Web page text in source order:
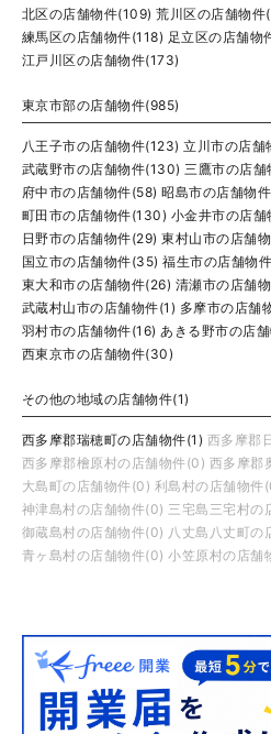
北区の店舗物件(109) 荒川区の店舗物件
練馬区の店舗物件(118) 足立区の店舗物
江戸川区の店舗物件(173)
東京市部の店舗物件(985)
八王子市の店舗物件(123) 立川市の店舗
武蔵野市の店舗物件(130) 三鷹市の店舗
府中市の店舗物件(58) 昭島市の店舗物
町田市の店舗物件(130) 小金井市の店舗
日野市の店舗物件(29) 東村山市の店舗
国立市の店舗物件(35) 福生市の店舗物
東大和市の店舗物件(26) 清瀬市の店舗
武蔵村山市の店舗物件(1) 多摩市の店舗
羽村市の店舗物件(16) あきる野市の店
西東京市の店舗物件(30)
その他の地域の店舗物件(1)
西多摩郡瑞穂町の店舗物件(1) 西多摩郡
西多摩郡檜原村の店舗物件(0) 西多摩郡
大島町の店舗物件(0) 利島村の店舗物件
神津島村の店舗物件(0) 三宅島三宅村の
御蔵島村の店舗物件(0) 八丈島八丈町の
青ヶ島村の店舗物件(0) 小笠原村の店舗